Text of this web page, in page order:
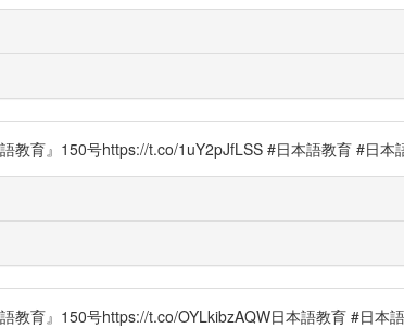
教育』150号https://t.co/1uY2pJfLSS #日本語教育 #日本
教育』150号https://t.co/OYLkibzAQW日本語教育 #日本